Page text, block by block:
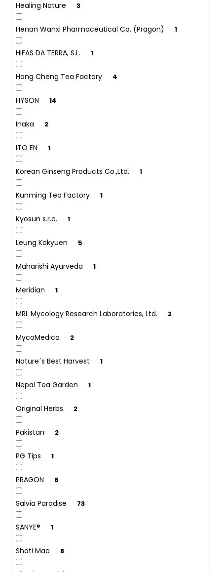
Healing Nature 3
Henan Wanxi Pharmaceutical Co. (Pragon) 1
HIFAS DA TERRA, S.L. 1
Hong Cheng Tea Factory 4
HYSON 14
Inaka 2
ITO EN 1
Korean Ginseng Products Co.,Ltd. 1
Kunming Tea Factory 1
Kyosun s.r.o. 1
Leung Kokyuen 5
Maharishi Ayurveda 1
Meridian 1
MRL Mycology Research Laboratories, Ltd. 2
MycoMedica 2
Nature´s Best Harvest 1
Nepal Tea Garden 1
Original Herbs 2
Pakistan 2
PG Tips 1
PRAGON 6
Salvia Paradise 73
SANYE® 1
Shoti Maa 8